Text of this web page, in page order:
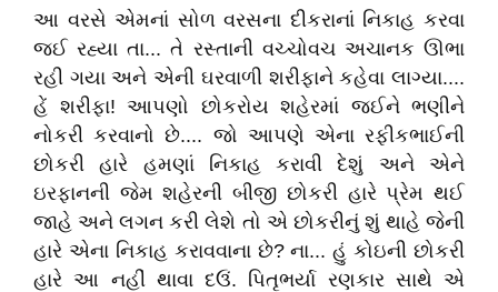
આ વરસે એમનાં સોળ વરસના દીકરાનાં નિકાહ કરવા
જઈ રહ્યા તા... તે રસ્તાની વચ્ચોવચ અચાનક ઊભા
રહી ગયા અને એની ઘરવાળી શરીફાને કહેવા લાગ્યા....
હેં શરીફા! આપણો છોકરોય શહેરમાં જઈને ભણીને
નોકરી કરવાનો છે.... જો આપણે એના રફીકભાઈની
છોકરી હારે હમણાં નિકાહ કરાવી દેશું અને એને
ઇરફાનની જેમ શહેરની બીજી છોકરી હારે પ્રેમ થઈ
જાહે અને લગન કરી લેશે તો એ છોકરીનું શું થાહે જેની
હારે એના નિકાહ કરાવવાના છે? ના... હું કોઇની છોકરી
હારે આ નહીં થાવા દઉં. પિતૃભર્યા રણકાર સાથે એ